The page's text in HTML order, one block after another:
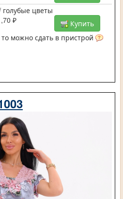
голубые цветы
₽
Купить
можно сдать в пристрой